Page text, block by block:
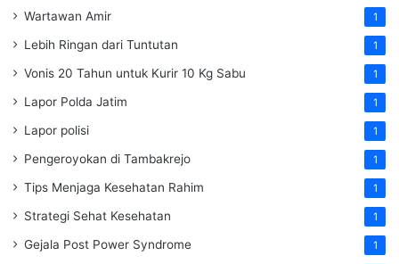
Wartawan Amir 1
Lebih Ringan dari Tuntutan 1
Vonis 20 Tahun untuk Kurir 10 Kg Sabu 1
Lapor Polda Jatim 1
Lapor polisi 1
Pengeroyokan di Tambakrejo 1
Tips Menjaga Kesehatan Rahim 1
Strategi Sehat Kesehatan 1
Gejala Post Power Syndrome 1